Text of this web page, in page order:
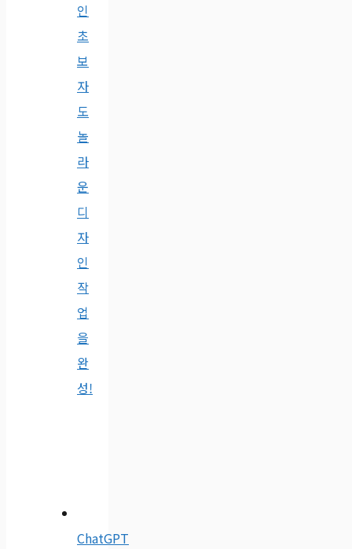
인
초
보
자
도
놀
라
운
디
자
인
작
업
을
완
성!
ChatGPT